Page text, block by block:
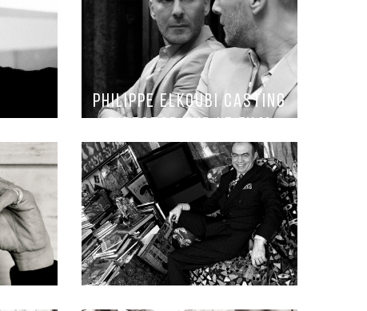
philippe elkoubi casting
confession dun enfant du
siecle de sylvie veheyde
avec peter doherty et
charlotte gainsbourg
prises de vues du 20
juillet 2012 paris